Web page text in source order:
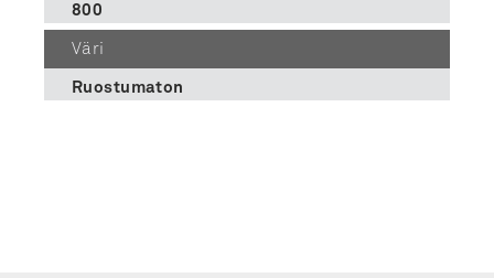
800
Väri
Ruostumaton